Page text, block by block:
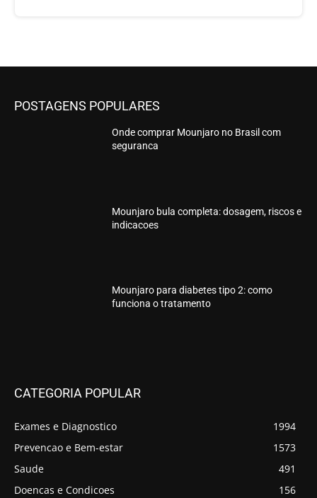
POSTAGENS POPULARES
Onde comprar Mounjaro no Brasil com
seguranca
Mounjaro bula completa: dosagem, riscos e
indicacoes
Mounjaro para diabetes tipo 2: como
funciona o tratamento
CATEGORIA POPULAR
Exames e Diagnostico
1994
Prevencao e Bem-estar
1573
Saude
491
Doencas e Condicoes
156